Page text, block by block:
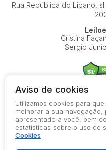
Rua República do Libano,
Cristina
Sergio
© 2026-present -
Política
Aviso de cookies
Utilizamos cookies para
melhorar a sua
apresentado a você, bem
estatísticas sobre o uso do
Cookies